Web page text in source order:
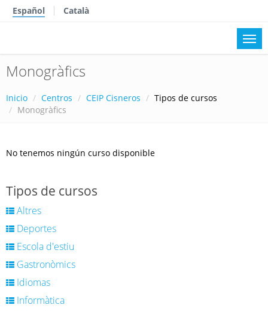
Español Català
Monogràfics
Inicio Centros CEIP Cisneros
Tipos de cursos
Monogràfics
No tenemos ningún curso disponible
Tipos de cursos
Altres
Deportes
Escola d'estiu
Gastronòmics
Idiomas
Informàtica